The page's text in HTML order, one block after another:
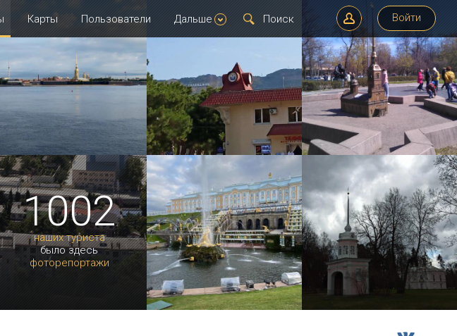
Войти
Карты Пользователи Дальше
1002
наших туриста
было здесь
фоторепортажи